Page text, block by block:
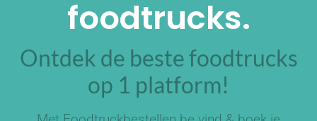
foodtrucks.
Ontdek de beste foodtrucks
op 1 platform!